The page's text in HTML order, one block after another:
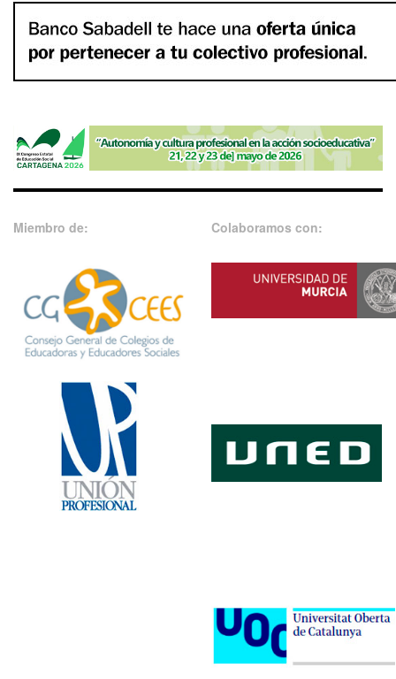
Miembro de: Colaboramos con: